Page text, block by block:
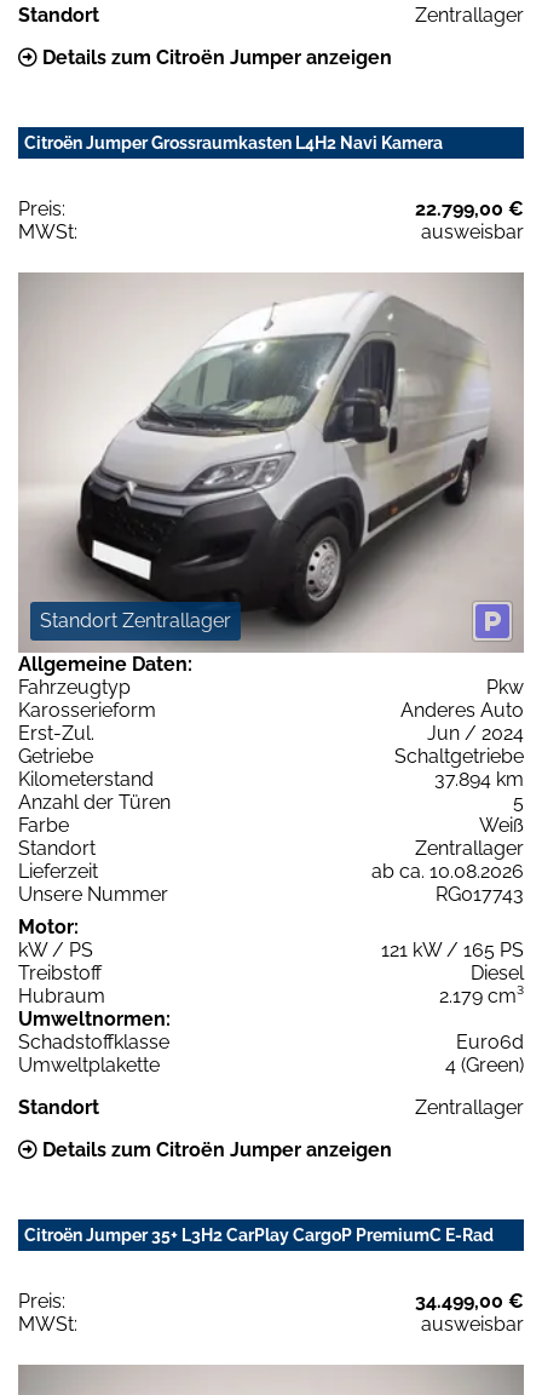
Standort
Zentrallager
Details zum Citroën Jumper anzeigen
Citroën Jumper Grossraumkasten L4H2 Navi Kamera
Preis:
22.799,00 €
MWSt:
ausweisbar
Standort Zentrallager
Allgemeine Daten:
Fahrzeugtyp
Pkw
Karosserieform
Anderes Auto
Erst-Zul.
Jun / 2024
Getriebe
Schaltgetriebe
Kilometerstand
37.894 km
Anzahl der Türen
5
Farbe
Weiß
Standort
Zentrallager
Lieferzeit
ab ca. 10.08.2026
Unsere Nummer
RG017743
Motor:
kW / PS
121 kW / 165 PS
Treibstoff
Diesel
Hubraum
2.179 cm³
Umweltnormen:
Schadstoffklasse
Euro6d
Umweltplakette
4 (Green)
Standort
Zentrallager
Details zum Citroën Jumper anzeigen
Citroën Jumper 35+ L3H2 CarPlay CargoP PremiumC E-Rad
Preis:
34.499,00 €
MWSt:
ausweisbar